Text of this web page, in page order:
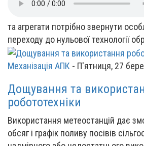
та агрегати потрібно звернути
переходу до нульової технології
Механізація АПК - П'ятниця, 27
Дощування та
робототехніки
Використання метеостанцій дає
обсяг і графік поливу посівів